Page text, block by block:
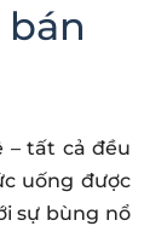
– tất cả đều
uống được
sự bùng nổ